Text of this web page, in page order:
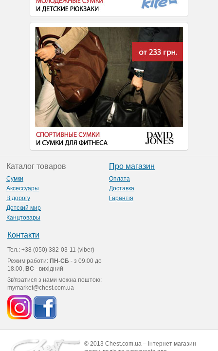
Каталог товаров
Сумки
Аксессуары
В дорогу
Детский мир
Канцтовары
Про магазин
Оплата
Доставка
Гарантія
Контакти
Тел.: +38 (050) 382-03-11 (viber)
Режим работи: ПН-СБ - з 09.00 до
18.00, ВС - вихідний
Зв'язатися з нами можна поштою:
mymarket@chest.com.ua
© 2013 Chest.com.ua – Інтернет магазин